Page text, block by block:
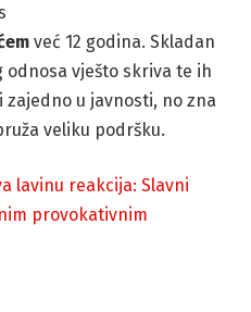
već 12 godina. Skladan
odnosa vješto skriva te ih
u javnosti, no zna
veliku podršku.